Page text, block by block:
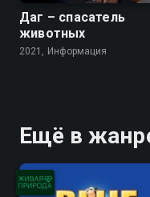
Даг – спасатель
животных
2021, Информация
Ещё в